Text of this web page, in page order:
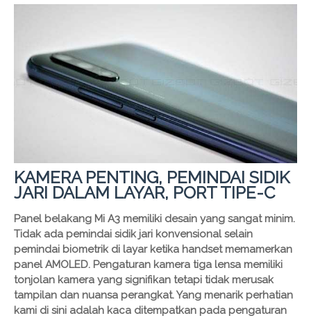
KAMERA PENTING, PEMINDAI SIDIK
JARI DALAM LAYAR, PORT TIPE-C
Panel belakang Mi A3 memiliki desain yang sangat minim.
Tidak ada pemindai sidik jari konvensional selain
pemindai biometrik di layar ketika handset memamerkan
panel AMOLED. Pengaturan kamera tiga lensa memiliki
tonjolan kamera yang signifikan tetapi tidak merusak
tampilan dan nuansa perangkat. Yang menarik perhatian
kami di sini adalah kaca ditempatkan pada pengaturan